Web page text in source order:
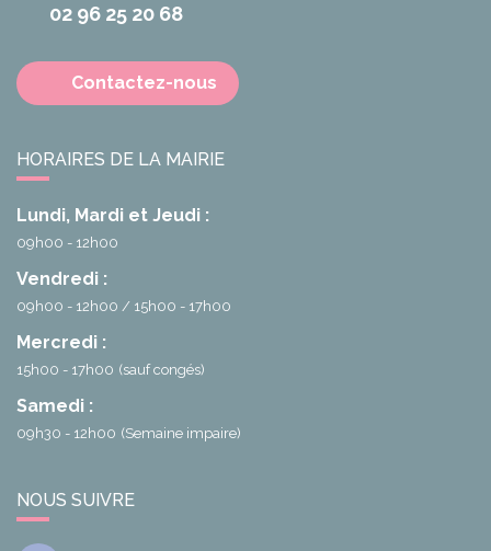
02 96 25 20 68
Contactez-nous
HORAIRES DE LA MAIRIE
Lundi, Mardi et Jeudi :
09h00 - 12h00
Vendredi :
09h00 - 12h00 15h00 - 17h00
Mercredi :
15h00 - 17h00 (sauf congés)
Samedi :
09h30 - 12h00 (Semaine impaire)
NOUS SUIVRE